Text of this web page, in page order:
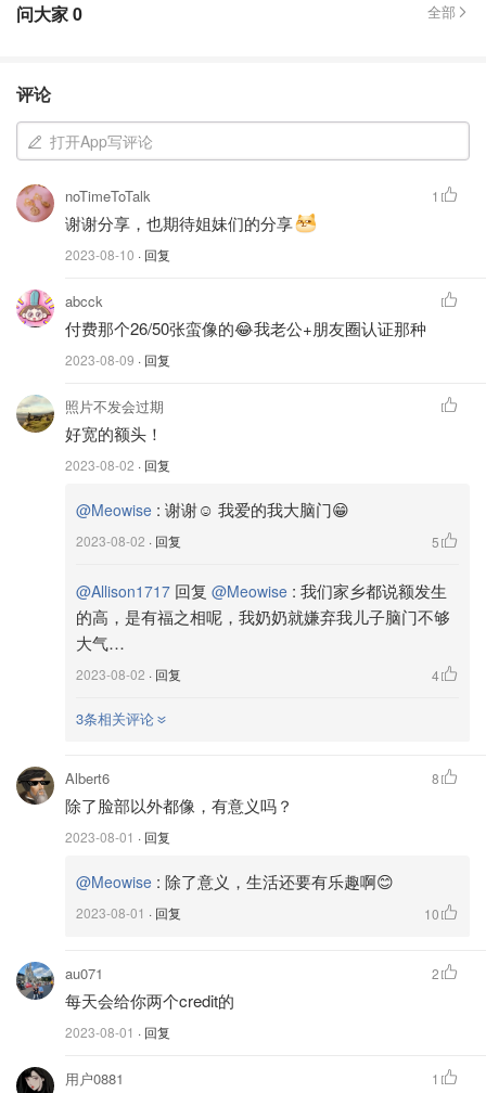
（这张是我在巴尔的摩水族馆，后面是假山和绿植。AI get
问大家0 全部
评论
打开App写评论
noTimeToTalk
谢谢分享，也期待姐妹们的分享
2023-08-10 · 回复
1
abcck
付费那个26/50张蛮像的😂我老公+朋友圈认证那种
2023-08-09 · 回复
照片不发会过期
好宽的额头！
2023-08-02 · 回复
@Meowise : 谢谢☺️ 我爱的我大脑门😁
2023-08-02 · 回复 5
@Allison1717 回复 @Meowise : 我们家乡都说额发生
的高，是有福之相呢，我奶奶就嫌弃我儿子脑门不够
大气…
2023-08-02 · 回复 4
3条相关评论
Albert6
除了脸部以外都像，有意义吗？
2023-08-01 · 回复
8
@Meowise : 除了意义，生活还要有乐趣啊😊
2023-08-01 · 回复 10
au071
每天会给你两个credit的
2023-08-01 · 回复
2
用户0881 1